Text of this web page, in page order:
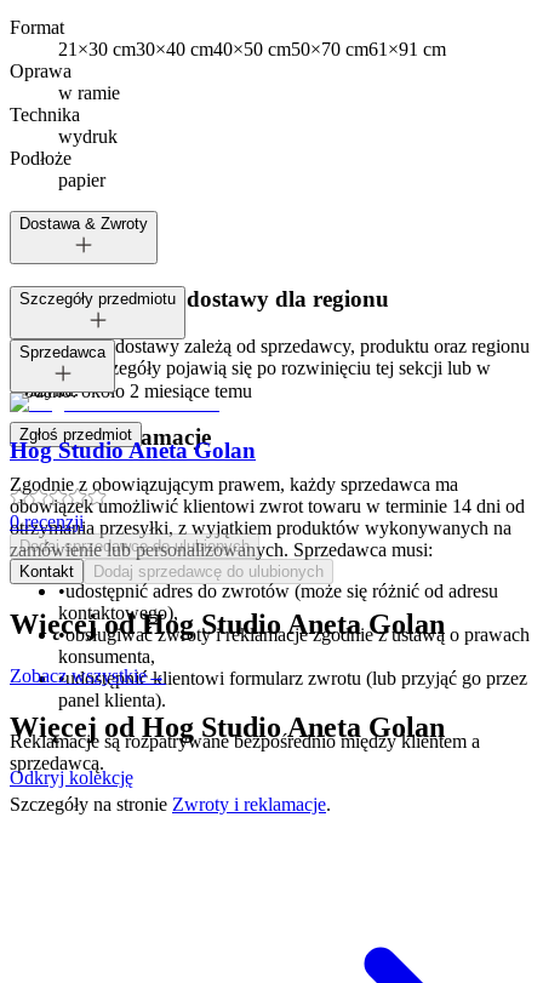
Format
21×30 cm30×40 cm40×50 cm50×70 cm61×91 cm
Oprawa
w ramie
Technika
wydruk
Podłoże
papier
Dostawa & Zwroty
Dostępne metody dostawy dla regionu
Opcje i koszt dostawy zależą od sprzedawcy, produktu oraz regionu
dostawy. Szczegóły pojawią się po rozwinięciu tej sekcji lub w
koszyku.
Zwroty i reklamacje
Zgodnie z obowiązującym prawem, każdy sprzedawca ma
obowiązek umożliwić klientowi zwrot towaru w terminie 14 dni od
otrzymania przesyłki, z wyjątkiem produktów wykonywanych na
zamówienie lub personalizowanych. Sprzedawca musi:
•udostępnić adres do zwrotów (może się różnić od adresu
kontaktowego),
•obsługiwać zwroty i reklamacje zgodnie z ustawą o prawach
konsumenta,
•udostępnić klientowi formularz zwrotu (lub przyjąć go przez
panel klienta).
Reklamacje są rozpatrywane bezpośrednio między klientem a
sprzedawcą.
Szczegóły na stronie Zwroty i reklamacje.
Szczegóły przedmiotu
Tagi:
Dodano:około 2 miesiące temu
Zgłoś przedmiot
Sprzedawca
Hog Studio Aneta Golan
0recenzji
Dodaj sprzedawcę do ulubionych
Kontakt
Dodaj sprzedawcę do ulubionych
Więcej odHog Studio Aneta Golan
Zobacz wszystkie→
Więcej od Hog Studio Aneta Golan
Odkryj kolekcję